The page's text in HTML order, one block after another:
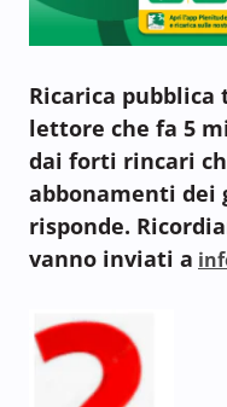
Ricarica pubblica
lettore che fa 5
dai forti rincari
abbonamenti dei
risponde.
vanno inviati a